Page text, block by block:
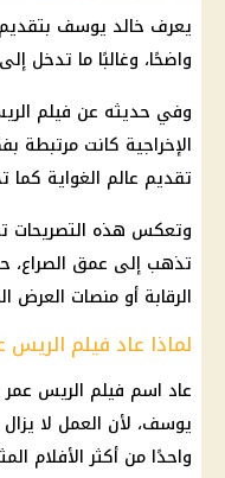
يعرف خالد يوسف بتقديم
واضحًا، وغالبًا ما تدخل
وفي حديثه عن فيلم
الإخراجية كانت مرتبطة
تقديم عالم الغواية كما
وتعكس هذه التصريحات
تذهب إلى عمق الصراع،
الرقابة أو منصات العرض
لماذا عاد فيلم الريس
عاد اسم فيلم الريس عمر
يوسف، لأن العمل لا يزال
واحدًا من أكثر الأفلام